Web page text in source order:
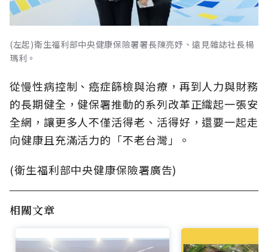
(左起)衛生福利部中央健康保險署署長陳亮妤、遠見雜誌社長楊
瑪利。
從慢性病控制、癌症篩檢與治療，再到人力與財務
的長期健全，健保署推動的系列改革正織起一張安
全網，讓更多人不僅活得老、活得好，還要一起走
向健康且充滿活力的「不老台灣」。
(衛生福利部中央健康保險署廣告)
相關文章